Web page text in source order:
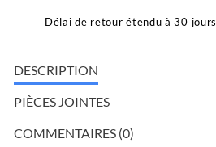
Délai de retour étendu à 30 jours
DESCRIPTION
PIÈCES JOINTES
COMMENTAIRES (0)